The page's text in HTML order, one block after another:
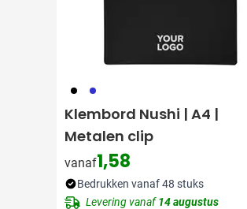
001 023
Klembord Nushi | A4 |
Metalen clip
vanaf1,58
Bedrukken vanaf 48 stuks
Levering vanaf14 augustus